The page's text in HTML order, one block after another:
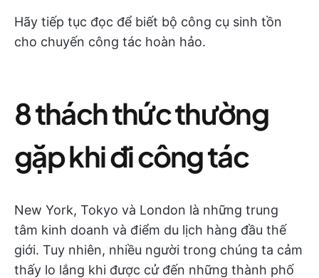
Hãy tiếp tục đọc để biết bộ công cụ sinh tồn
cho chuyến công tác hoàn hảo.
8 thách thức thường
gặp khi đi công tác
New York, Tokyo và London là những trung
tâm kinh doanh và điểm du lịch hàng đầu thế
giới. Tuy nhiên, nhiều người trong chúng ta cảm
thấy lo lắng khi được cử đến những thành phố